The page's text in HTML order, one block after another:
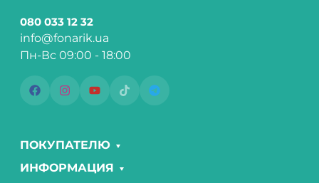
080 033 12 32
info@fonarik.ua
Пн-Вс 09:00 - 18:00
ПОКУПАТЕЛЮ
ИНФОРМАЦИЯ